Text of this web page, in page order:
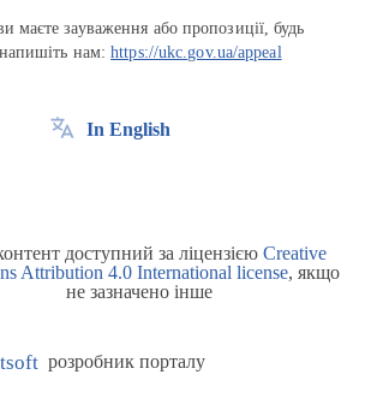
маєте зауваження або пропозиції, будь
нам:https://ukc.gov.ua/appeal
In English
доступний за ліцензією Creative
Attribution 4.0 International license, якщо
не зазначено інше
розробник порталу